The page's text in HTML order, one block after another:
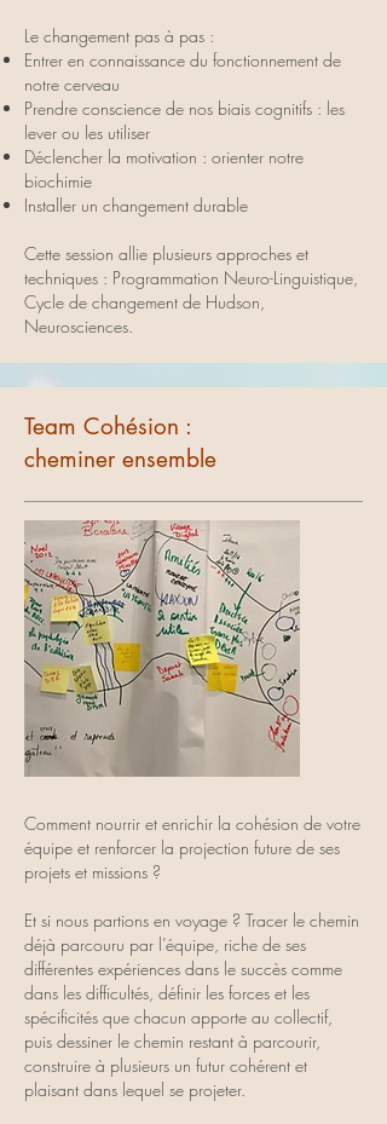
Le changement pas à pas :
Entrer en connaissance du fonctionnement de
notre cerveau
Prendre conscience de nos biais cognitifs : les
lever ou les utiliser
Déclencher la motivation : orienter notre
biochimie
Installer un changement durable
Cette session allie plusieurs approches et
techniques : Programmation Neuro-Linguistique,
Cycle de changement de Hudson,
Neurosciences.
Team Cohésion :
cheminer ensemble
Comment nourrir et enrichir la cohésion de votre
équipe et renforcer la projection future de ses
projets et missions ?
Et si nous partions en voyage ? Tracer le chemin
déjà parcouru par l’équipe, riche de ses
différentes expériences dans le succès comme
dans les difficultés, définir les forces et les
spécificités que chacun apporte au collectif,
puis dessiner le chemin restant à parcourir,
construire à plusieurs un futur cohérent et
plaisant dans lequel se projeter.